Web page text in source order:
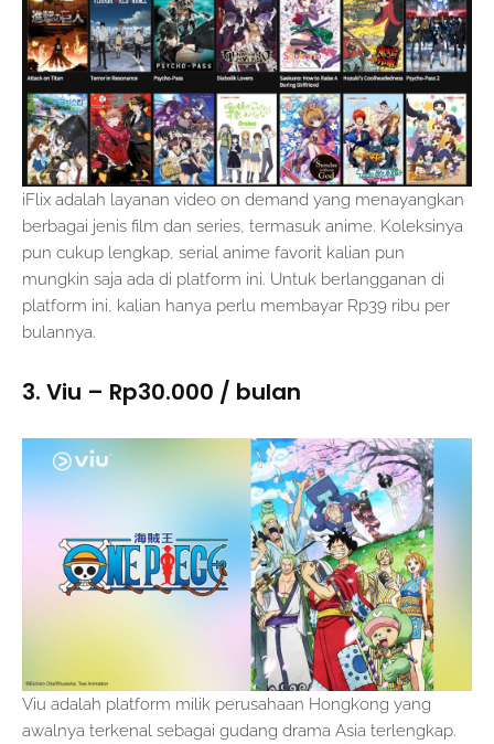
iFlix adalah layanan video on demand yang menayangkan
berbagai jenis film dan series, termasuk anime. Koleksinya
pun cukup lengkap, serial anime favorit kalian pun
mungkin saja ada di platform ini. Untuk berlangganan di
platform ini, kalian hanya perlu membayar Rp39 ribu per
bulannya.
3. Viu – Rp30.000 / bulan
Viu adalah platform milik perusahaan Hongkong yang
awalnya terkenal sebagai gudang drama Asia terlengkap.